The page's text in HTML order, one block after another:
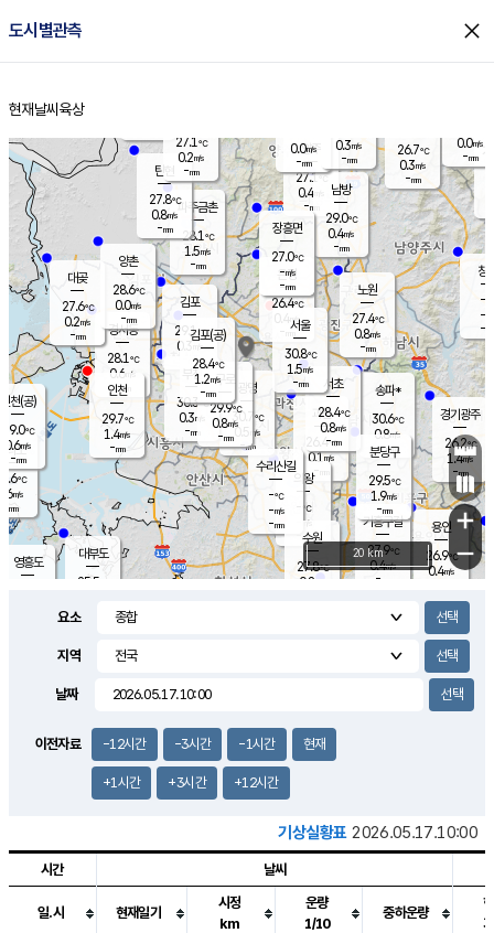
도시별관측 close
홈
현재날씨 육상
의도
℃
m/s
mm
영흥도
양주
27.1℃
0.4
-mm
과천
26.4℃
0.1m/s
- mm
용인
26.9℃
0.4m/s
경기광주
26.2℃
1.4m/s
-mm
0.2m/s
대부도
25.5
경서동
28.1℃
0.6 m/s
-mm
파주금촌
28.1℃
1.5m/s
-mm
26.7℃
0.3m/s
-mm
대곶
27.6℃
0.2m/s
-mm
창
-
-m/
-
탄현
27.8℃
0.8m/s
-mm
0.0m/s
-mm
의왕
- ℃
m/s
mm
김포
29.1℃
0.3 m/s
mm
광명
30.7 ℃
0.5 m/s
-mm
부천
30.3℃
0.3m/s
-mm
양촌
28.6℃
0.0m/s
-mm
구로
29.9℃
0.8m/s
-mm
은평
26.4℃
0.4 m/s
- mm
노원
27.4℃
0.8m/s
-mm
송파*
30.6℃
0.8m/s
-mm
서초
28.4℃
0.8m/s
-mm
남방
29.0℃
0.4m/s
-mm
기흥구갈
27.9℃
0.4m/s
-
수리산길
-℃
-m/s
-mm
분당구
29.5℃
1.9m/s
-mm
장흥면
27.0℃
-m/s
-mm
0.0m/s
-mm
인천(공)
29.0℃
0.6m/s
-mm
김포(공)
28.4℃
1.2m/s
-mm
수원
27.8℃
0.8 m/s
인천
29.7℃
1.4m/s
-mm
서울
30.8℃
1.5m/s
-mm
27.1℃
0.2m/s
-mm
0.3m/s
-mm
+
−
20 km
요소
지역
날짜
이전자료 -12시간 -3시간 -1시간 현재
+1시간 +3시간 +12시간
기상실황표 2026.05.17.10:00
시간 날씨
일.시 현재일기
시정
km
운량
1/10
중하운량